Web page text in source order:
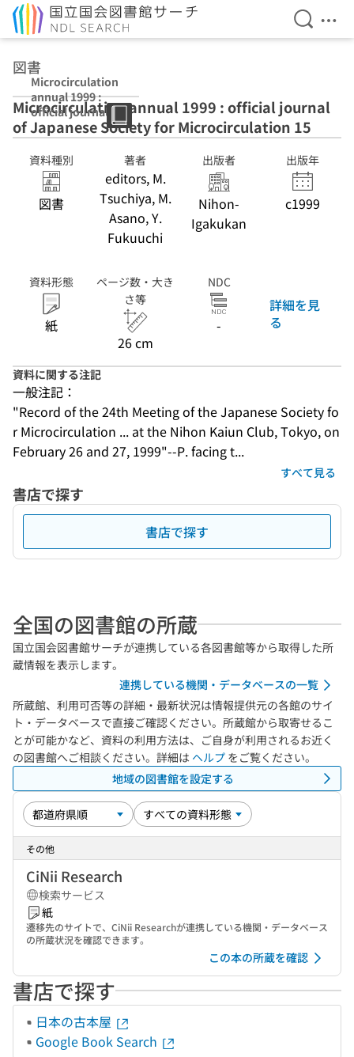
検索を
メ
図書
Microcirculation
annual 1999 :
official journal
of Japanese
Society for
Microcirculation
15
Microcirculation annual 1999 : official journal
of Japanese Society for Microcirculation 15
資料種別
図書
著者
editors, M.
Tsuchiya, M.
Asano, Y.
Fukuuchi
出版者
Nihon-
Igakukan
出版年
c1999
資料形態
紙
ページ数・大き
さ等
26 cm
NDC
-
詳細を見
る
資料に関する注記
一般注記：
"Record of the 24th Meeting of the Japanese Society fo
r Microcirculation ... at the Nihon Kaiun Club, Tokyo, on
February 26 and 27, 1999"--P. facing t...
すべて見る
書店で探す
書店で探す
全国の図書館の所蔵
国立国会図書館サーチが連携している各図書館等から取得した所
蔵情報を表示します。
連携している機関・データベースの一覧
所蔵館、利用可否等の詳細・最新状況は情報提供元の各館のサイ
ト・データベースで直接ご確認ください。所蔵館から取寄せるこ
とが可能かなど、資料の利用方法は、ご自身が利用されるお近く
の図書館へご相談ください。詳細は ヘルプ をご覧ください。
地域の図書館を設定する
その他
CiNii Research
検索サービス
紙
遷移先のサイトで、CiNii Researchが連携している機関・データベース
の所蔵状況を確認できます。
この本の所蔵を確認
書店で探す
日本の古本屋
Google Book Search